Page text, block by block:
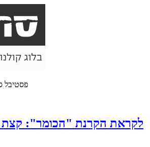
לקראת הקרנת "הכומר": קצת